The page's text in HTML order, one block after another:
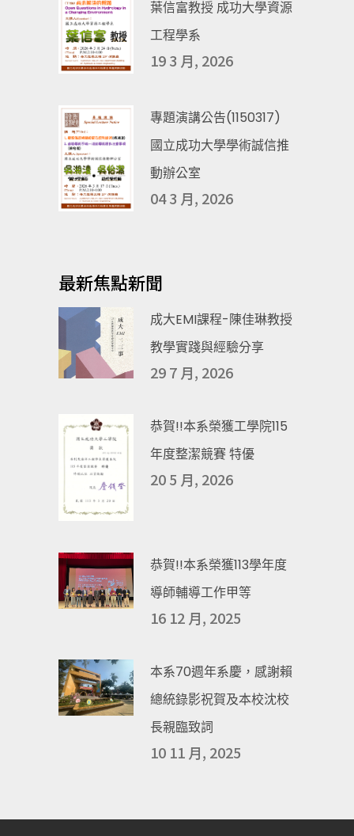
葉信富教授 成功大學資源
工程學系
19 3 月, 2026
專題演講公告(1150317)
國立成功大學學術誠信推
動辦公室
04 3 月, 2026
最新焦點新聞
成大EMI課程-陳佳琳教授
教學實踐與經驗分享
29 7 月, 2026
恭賀!!本系榮獲工學院115
年度整潔競賽 特優
20 5 月, 2026
恭賀!!本系榮獲113學年度
導師輔導工作甲等
16 12 月, 2025
本系70週年系慶，感謝賴
總統錄影祝賀及本校沈校
長親臨致詞
10 11 月, 2025